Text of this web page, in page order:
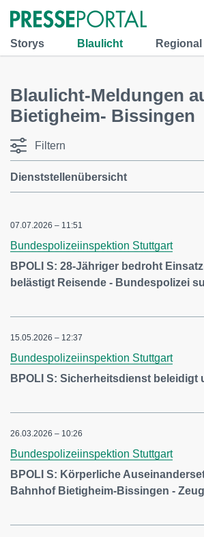
Storys Blaulicht Regional
Blaulicht-Meldungen
Bietigheim- Bissingen
Filtern
Dienststellenübersicht
07.07.2026 – 11:51
Bundespolizeiinspektion Stuttgart
BPOLI S: 28-Jähriger bedroht
belästigt Reisende - Bundespolizei
15.05.2026 – 12:37
Bundespolizeiinspektion Stuttgart
BPOLI S: Sicherheitsdienst beleidigt
26.03.2026 – 10:26
Bundespolizeiinspektion Stuttgart
BPOLI S: Körperliche
Bahnhof Bietigheim-Bissingen -